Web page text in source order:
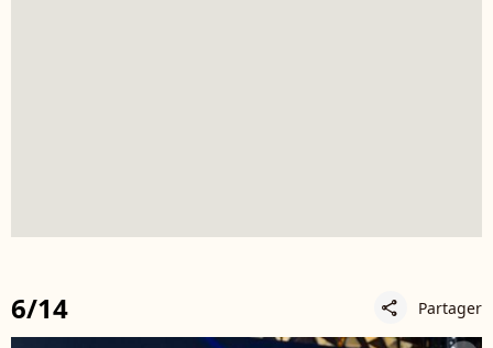
6/14 share Partager